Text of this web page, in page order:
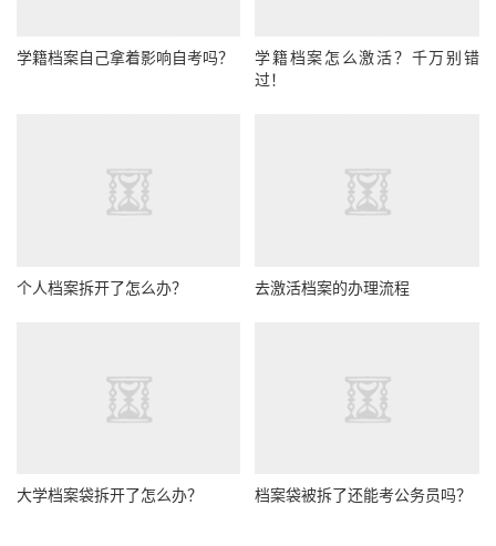
学籍档案自己拿着影响自考吗？
学籍档案怎么激活？千万别错
过！
个人档案拆开了怎么办？ 去激活档案的办理流程
大学档案袋拆开了怎么办？ 档案袋被拆了还能考公务员吗？